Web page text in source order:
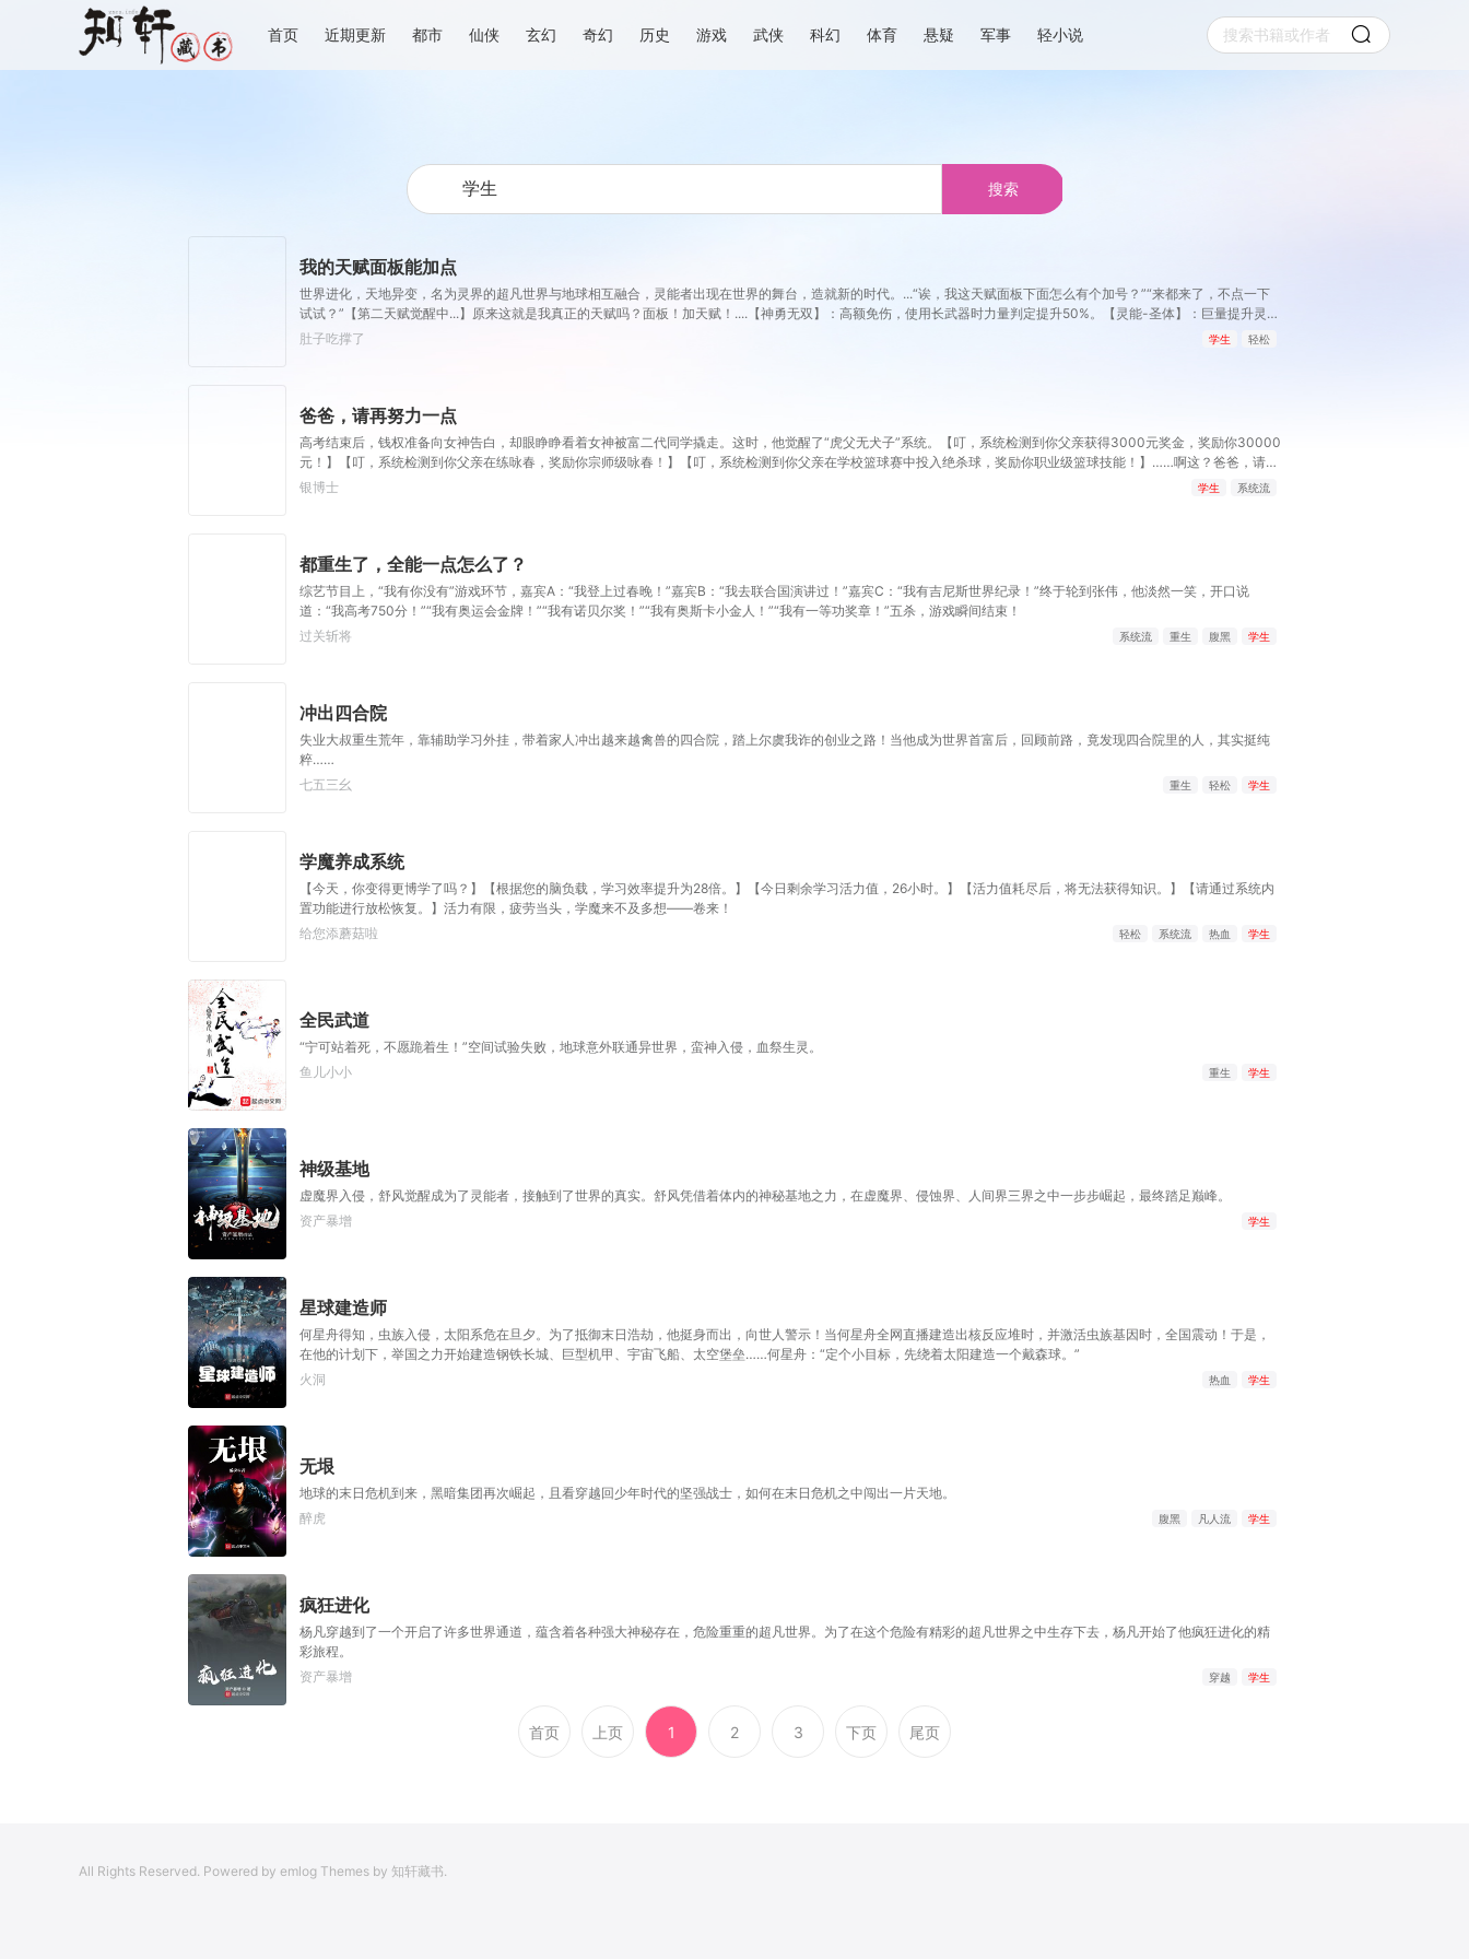
首页 近期更新 都市 仙侠 玄幻 奇幻 历史 游戏 武侠 科幻 体育 悬疑 军事 轻小说
搜索
我的天赋面板能加点
世界进化，天地异变，名为灵界的超凡世界与地球相互融合，灵能者出现在世界的舞台，造就新的时代。...“诶，我这天赋面板下面怎么有个加号？”“来都来了，不点一下
试试？”【第二天赋觉醒中...】原来这就是我真正的天赋吗？面板！加天赋！....【神勇无双】：高额免伤，使用长武器时力量判定提升50%。【灵能-圣体】：巨量提升灵能
量，灵能总量越多，基础增幅越强。【序列-圣耀】：抗性巨量提升，获得全新序列力量【神圣力】。....我，叶铭秋，没有开挂，只是天赋异禀！
肚子吃撑了 学生 轻松
爸爸，请再努力一点
高考结束后，钱权准备向女神告白，却眼睁睁看着女神被富二代同学撬走。这时，他觉醒了“虎父无犬子”系统。【叮，系统检测到你父亲获得3000元奖金，奖励你30000
元！】【叮，系统检测到你父亲在练咏春，奖励你宗师级咏春！】【叮，系统检测到你父亲在学校篮球赛中投入绝杀球，奖励你职业级篮球技能！】……啊这？爸爸，请再
努力一点，卷娃不如卷自己呀！
银博士 学生 系统流
都重生了，全能一点怎么了？
综艺节目上，“我有你没有”游戏环节，嘉宾A：“我登上过春晚！”嘉宾B：“我去联合国演讲过！”嘉宾C：“我有吉尼斯世界纪录！”终于轮到张伟，他淡然一笑，开口说
道：“我高考750分！”“我有奥运会金牌！”“我有诺贝尔奖！”“我有奥斯卡小金人！”“我有一等功奖章！”五杀，游戏瞬间结束！
过关斩将
系统流 重生 腹黑 学生
冲出四合院
失业大叔重生荒年，靠辅助学习外挂，带着家人冲出越来越禽兽的四合院，踏上尔虞我诈的创业之路！当他成为世界首富后，回顾前路，竟发现四合院里的人，其实挺纯
粹……
七五三幺
重生 轻松 学生
学魔养成系统
【今天，你变得更博学了吗？】【根据您的脑负载，学习效率提升为28倍。】【今日剩余学习活力值，26小时。】【活力值耗尽后，将无法获得知识。】【请通过系统内
置功能进行放松恢复。】活力有限，疲劳当头，学魔来不及多想——卷来！
给您添蘑菇啦
轻松 系统流 热血 学生
全民武道
“宁可站着死，不愿跪着生！”空间试验失败，地球意外联通异世界，蛮神入侵，血祭生灵。
鱼儿小小
重生 学生
神级基地
虚魔界入侵，舒风觉醒成为了灵能者，接触到了世界的真实。舒风凭借着体内的神秘基地之力，在虚魔界、侵蚀界、人间界三界之中一步步崛起，最终踏足巅峰。
资产暴增
学生
星球建造师
何星舟得知，虫族入侵，太阳系危在旦夕。为了抵御末日浩劫，他挺身而出，向世人警示！当何星舟全网直播建造出核反应堆时，并激活虫族基因时，全国震动！于是，
在他的计划下，举国之力开始建造钢铁长城、巨型机甲、宇宙飞船、太空堡垒……何星舟：“定个小目标，先绕着太阳建造一个戴森球。”
火洞
热血 学生
无垠
地球的末日危机到来，黑暗集团再次崛起，且看穿越回少年时代的坚强战士，如何在末日危机之中闯出一片天地。
醉虎
腹黑 凡人流 学生
疯狂进化
杨凡穿越到了一个开启了许多世界通道，蕴含着各种强大神秘存在，危险重重的超凡世界。为了在这个危险有精彩的超凡世界之中生存下去，杨凡开始了他疯狂进化的精
彩旅程。
资产暴增
穿越 学生
首页 上页 1 2 3 下页 尾页
All Rights Reserved. Powered by emlog Themes by 知轩藏书.